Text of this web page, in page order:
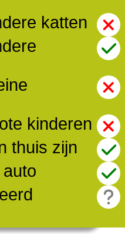
katten
kinderen
thuis zijn